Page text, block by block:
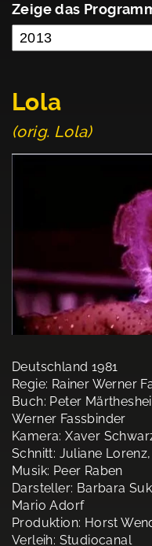
Zeige das
Lola
(orig. Lola)
Deutschland 1981
Regie: Rainer Werner
Buch: Peter
Werner Fassbinder
Kamera: Xaver
Schnitt: Juliane
Musik: Peer Raben
Darsteller: Barbara
Mario Adorf
Produktion: Horst
Verleih: Studiocanal